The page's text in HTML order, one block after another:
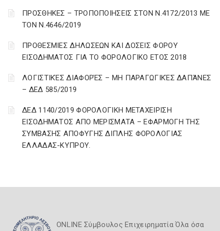
ΠΡΟΣΘΗΚΕΣ – ΤΡΟΠΟΠΟΙΗΣΕΙΣ ΣΤΟΝ Ν.4172/2013 ΜΕ
ΤΟΝ Ν.4646/2019
ΠΡΟΘΕΣΜΙΕΣ ΔΗΛΩΣΕΩΝ ΚΑΙ ΔΟΣΕΙΣ ΦΟΡΟΥ
ΕΙΣΟΔΗΜΑΤΟΣ ΓΙΑ ΤΟ ΦΟΡΟΛΟΓΙΚΟ ΕΤΟΣ 2018
ΛΟΓΙΣΤΙΚΈΣ ΔΙΑΦΟΡΈΣ – ΜΗ ΠΑΡΑΓΩΓΙΚΈΣ ΔΑΠΆΝΕΣ
– ΔΕΔ 585/2019
ΔΕΔ 1140/2019 ΦΟΡΟΛΟΓΙΚΗ ΜΕΤΑΧΕΙΡΙΣΗ
ΕΙΣΟΔΗΜΑΤΟΣ ΑΠΟ ΜΕΡΙΣΜΑΤΑ – ΕΦΑΡΜΟΓΗ ΤΗΣ
ΣΥΜΒΑΣΗΣ ΑΠΟΦΥΓΗΣ ΔΙΠΛΗΣ ΦΟΡΟΛΟΓΙΑΣ
ΕΛΛΑΔΑΣ-ΚΥΠΡΟΥ.
ONLINE Σύμβουλος Επιχειρηματία Όλα όσα